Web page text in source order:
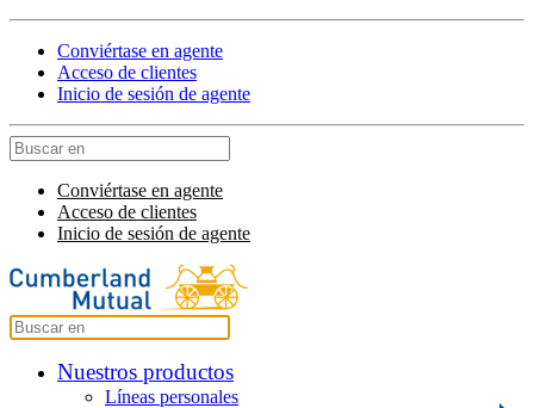
Conviértase en agente
Acceso de clientes
Inicio de sesión de agente
Conviértase en agente
Acceso de clientes
Inicio de sesión de agente
Nuestros productos
Líneas personales